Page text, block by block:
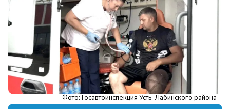
Фото: Госавтоинспекция Усть-Лабинского района